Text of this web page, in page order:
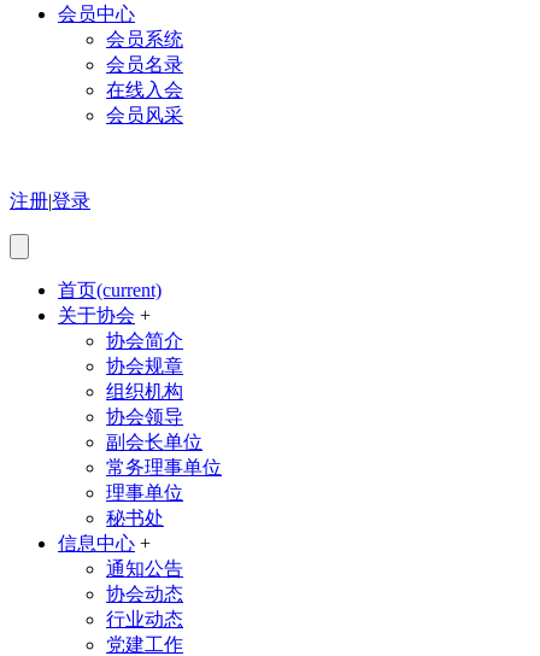
会员中心
会员系统
会员名录
在线入会
会员风采
注册|登录
首页(current)
关于协会 +
协会简介
协会规章
组织机构
协会领导
副会长单位
常务理事单位
理事单位
秘书处
信息中心 +
通知公告
协会动态
行业动态
党建工作